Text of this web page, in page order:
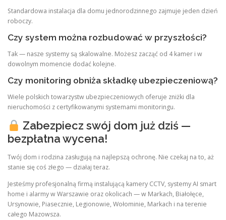
Standardowa instalacja dla domu jednorodzinnego zajmuje jeden dzień
roboczy.
Czy system można rozbudować w przyszłości?
Tak — nasze systemy są skalowalne. Możesz zacząć od 4 kamer i w
dowolnym momencie dodać kolejne.
Czy monitoring obniża składkę ubezpieczeniową?
Wiele polskich towarzystw ubezpieczeniowych oferuje zniżki dla
nieruchomości z certyfikowanymi systemami monitoringu.
Zabezpiecz swój dom już dziś —
bezpłatna wycena!
Twój dom i rodzina zasługują na najlepszą ochronę. Nie czekaj na to, aż
stanie się coś złego — działaj teraz.
Jesteśmy profesjonalną firmą instalującą kamery CCTV, systemy AI smart
home i alarmy w Warszawie oraz okolicach — w Markach, Białołęce,
Ursynowie, Piasecznie, Legionowie, Wołominie, Markach i na terenie
całego Mazowsza.